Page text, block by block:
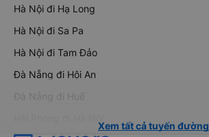
Hà Nội đi Hạ Long
Hà Nội đi Sa Pa
Hà Nội đi Tam Đảo
Đà Nẵng đi Hội An
Đà Nẵng đi Huế
Xem tất cả tuyến đường